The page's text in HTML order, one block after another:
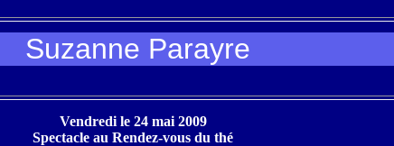
Suzanne Parayre
Vendredi le 24 mai 2009
Spectacle au Rendez-vous du thé